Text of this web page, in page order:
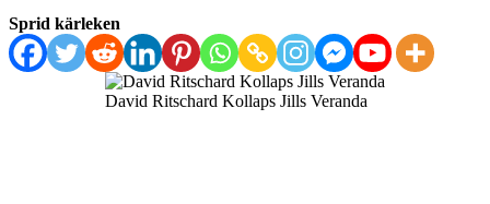
Sprid kärleken
David Ritschard Kollaps Jills Veranda